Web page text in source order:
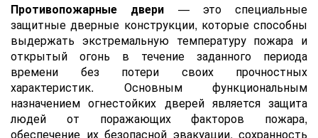
Противопожарные двери — это специальные
защитные дверные конструкции, которые способны
выдержать экстремальную температуру пожара и
открытый огонь в течение заданного периода
времени без потери своих прочностных
характеристик. Основным функциональным
назначением огнестойких дверей является защита
людей от поражающих факторов пожара,
обеспечение их безопасной эвакуации, сохранность